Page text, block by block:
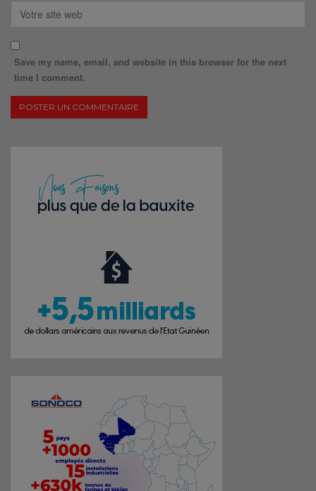
Save my name, email, and website in this browser for the next
time I comment.